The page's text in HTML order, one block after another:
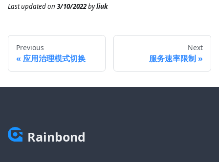
Last updatedon 3/10/2022byliuk
Previous
应用治理模式切换
Next
服务速率限制
Rainbond